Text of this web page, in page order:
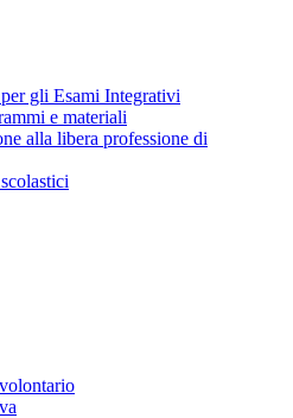
gli Esami Integrativi
e materiali
alla libera professione di